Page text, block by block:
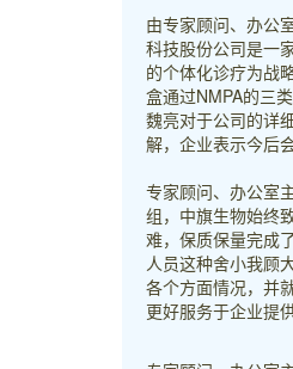
由专家顾问、办公
科技股份公司是一
的个体化诊疗为战
盒通过NMPA的三
魏亮对于公司的详
解，企业表示今后
专家顾问、办公室
组，中旗生物始终
难，保质保量完成
人员这种舍小我顾
各个方面情况，并
更好服务于企业提